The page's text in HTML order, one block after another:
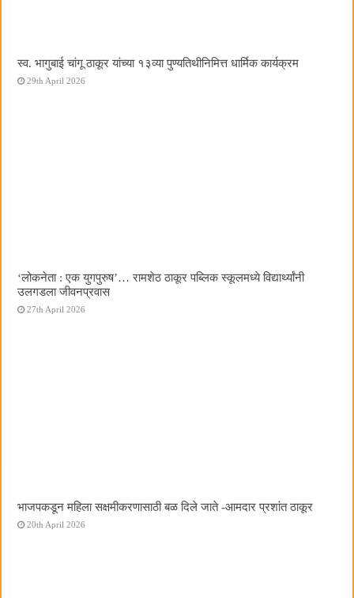
स्व. भागुबाई चांगू ठाकूर यांच्या १३व्या पुण्यतिथीनिमित्त धार्मिक कार्यक्रम
29th April 2026
‌‘लोकनेता : एक युगपुरुष‌’… रामशेठ ठाकूर पब्लिक स्कूलमध्ये विद्यार्थ्यांनी
उलगडला जीवनप्रवास
27th April 2026
भाजपकडून महिला सक्षमीकरणासाठी बळ दिले जाते -आमदार प्रशांत ठाकूर
20th April 2026